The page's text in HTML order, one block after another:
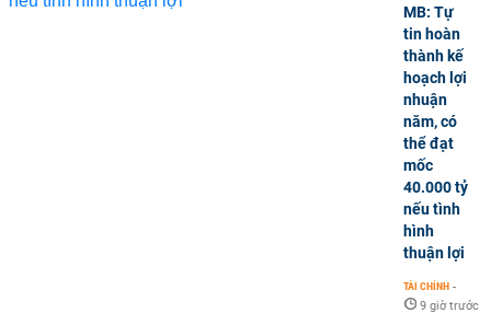
MB: Tự
tin hoàn
thành kế
hoạch lợi
nhuận
năm, có
thể đạt
mốc
40.000 tỷ
nếu tình
hình
thuận lợi
TÀI CHÍNH -
9 giờ trước